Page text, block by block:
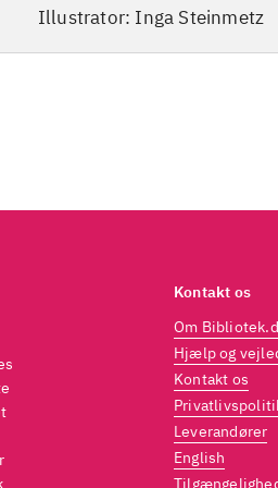
Illustrationerne støtter
Illustrator: Inga Steinmetz
Kontakt os
Om
Hjælp og
Kontakt os
Leverandører
English